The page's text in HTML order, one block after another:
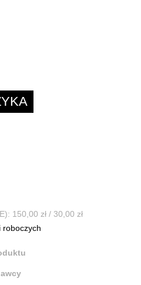
150,00 zł / 30,00 zł
roboczych